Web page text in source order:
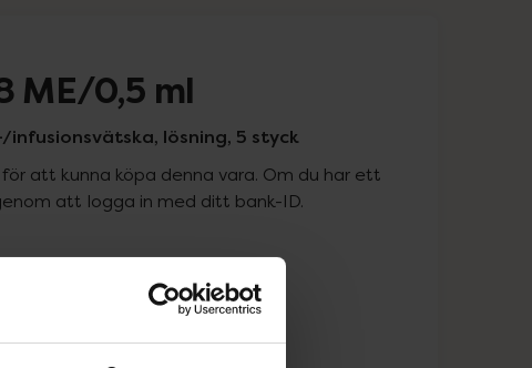
ME/0,5 ml
infusionsvätska, lösning, 5 styck
att kunna köpa denna vara. Om du har ett
att logga in med ditt bank-ID.
Pris med recept
gäller